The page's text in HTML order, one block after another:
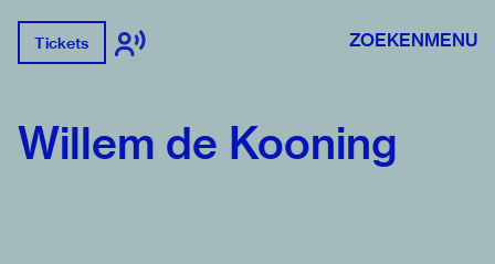
Tickets ZOEKENMENU
Willem de Kooning